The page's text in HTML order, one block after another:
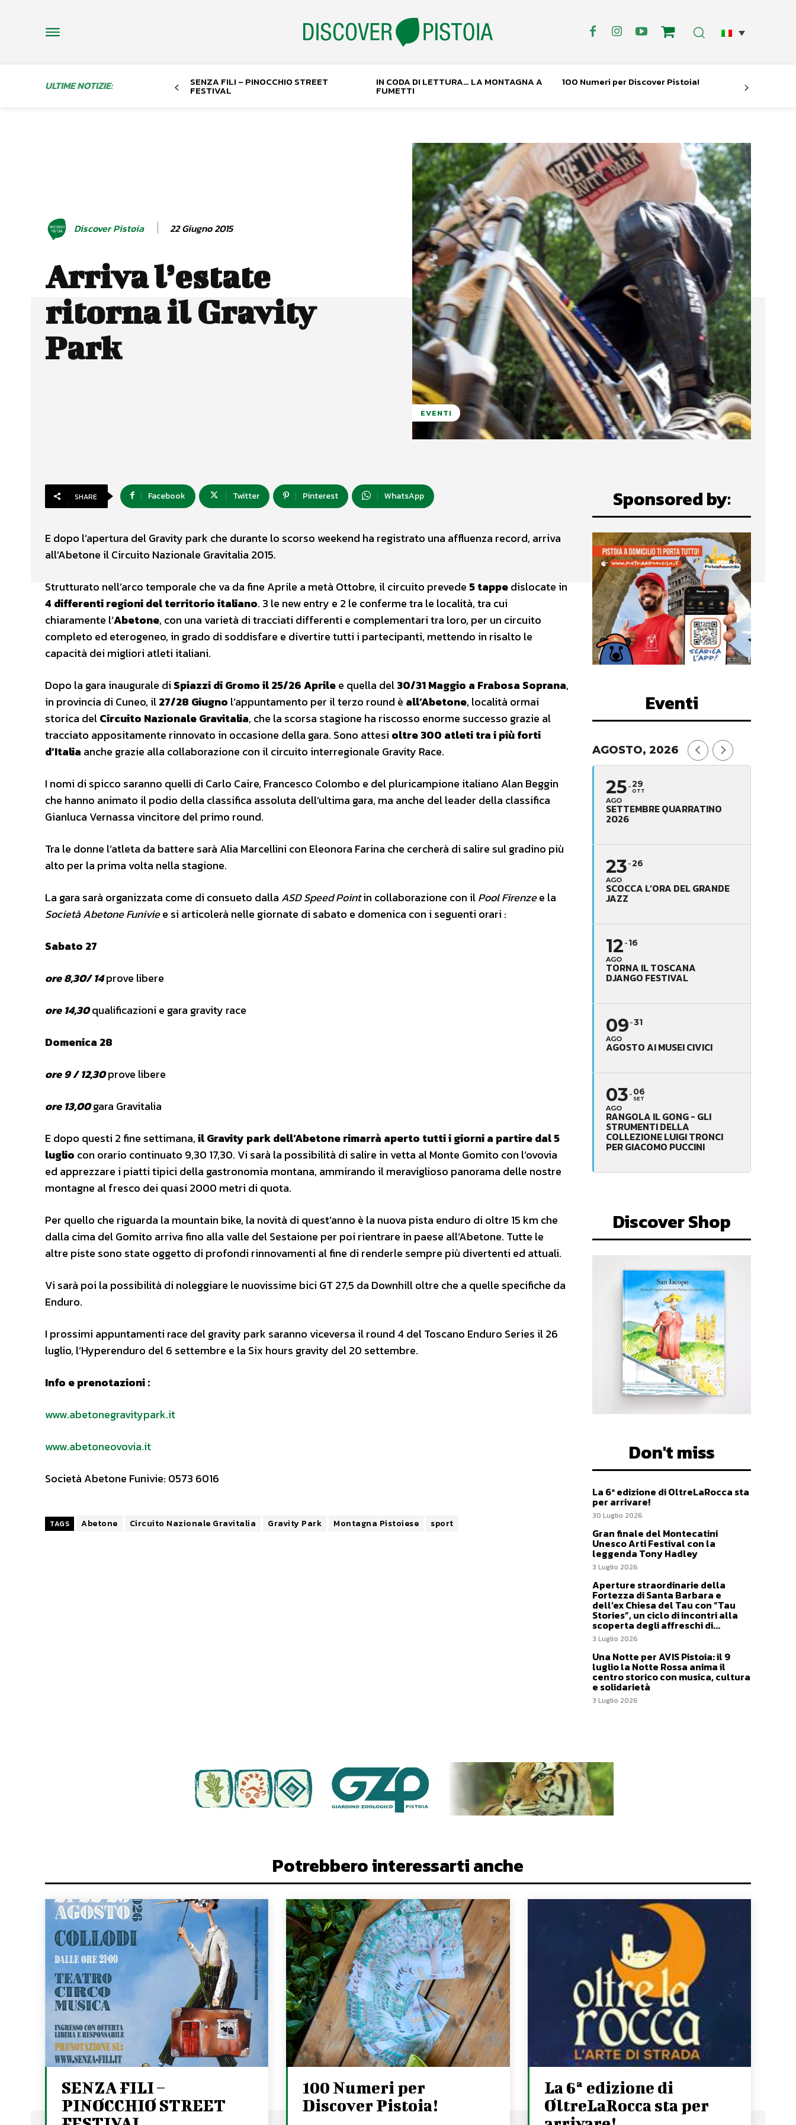
ULTIME NOTIZIE: SENZA FILI – PINOCCHIO STREET
FESTIVAL
IN CODA DI LETTURA… LA MONTAGNA A
FUMETTI
100 Numeri per Discover Pistoia!
Discover Pistoia 22 Giugno 2015
Arriva l’estate
ritorna il Gravity
Park
EVENTI
SHARE Facebook Twitter Pinterest WhatsApp
E dopo l’apertura del Gravity park che durante lo scorso weekend ha registrato una affluenza record, arriva
all’Abetone il Circuito Nazionale Gravitalia 2015.
Strutturato nell’arco temporale che va da fine Aprile a metà Ottobre, il circuito prevede 5 tappedislocate in
4 differenti regioni del territorio italiano. 3 le new entry e 2 le conferme tra le località, tra cui
chiaramente l’Abetone, con una varietà di tracciati differenti e complementari tra loro, per un circuito
completo ed eterogeneo, in grado di soddisfare e divertire tutti i partecipanti, mettendo in risalto le
capacità dei migliori atleti italiani.
Dopo la gara inaugurale di Spiazzi di Gromo il 25/26 Aprilee quella del30/31 Maggio a Frabosa Soprana,
in provincia di Cuneo, il27/28 Giugno l’appuntamento per il terzo round è all’Abetone, località ormai
storica delCircuito Nazionale Gravitalia, che la scorsa stagione ha riscosso enorme successo grazie al
tracciato appositamente rinnovato in occasione della gara. Sono attesi oltre 300 atleti tra i più forti
d’Italia anche grazie alla collaborazione con il circuito interregionale Gravity Race.
I nomi di spicco saranno quelli di Carlo Caire, Francesco Colombo e del pluricampione italiano Alan Beggin
che hanno animato il podio della classifica assoluta dell’ultima gara, ma anche del leader della classifica
Gianluca Vernassa vincitore del primo round.
Tra le donne l’atleta da battere sarà Alia Marcellini con Eleonora Farina che cercherà di salire sul gradino più
alto per la prima volta nella stagione.
La gara sarà organizzata come di consueto dalla ASD Speed Pointin collaborazione con ilPool Firenzee la
Società Abetone Funiviee si articolerà nelle giornate di sabato e domenica con i seguenti orari :
Sabato 27
ore 8,30/ 14prove libere
ore 14,30qualificazioni e gara gravity race
Domenica 28
ore 9 / 12,30prove libere
ore 13,00gara Gravitalia
E dopo questi 2 fine settimana,il Gravity park dell‘Abetone rimarrà aperto tutti i giorni a partire dal 5
luglio con orario continuato 9,30 17,30. Vi sarà la possibilità di salire in vetta al Monte Gomito con l’ovovia
ed apprezzare i piatti tipici della gastronomia montana, ammirando il meraviglioso panorama delle nostre
montagne al fresco dei quasi 2000 metri di quota.
Per quello che riguarda la mountain bike, la novità di quest’anno è la nuova pista enduro di oltre 15 km che
dalla cima del Gomito arriva fino alla valle del Sestaione per poi rientrare in paese all’Abetone. Tutte le
altre piste sono state oggetto di profondi rinnovamenti al fine di renderle sempre più divertenti ed attuali.
Vi sarà poi la possibilità di noleggiare le nuovissime bici GT 27,5 da Downhill oltre che a quelle specifiche da
Enduro.
I prossimi appuntamenti race del gravity park saranno viceversa il round 4 del Toscano Enduro Series il 26
luglio, l’Hyperenduro del 6 settembre e la Six hours gravity del 20 settembre.
Info e prenotazioni :
www.abetonegravitypark.it
www.abetoneovovia.it
Società Abetone Funivie: 0573 6016
TAGS Abetone Circuito Nazionale Gravitalia Gravity Park Montagna Pistoiese sport
Sponsored by:
Eventi
AGOSTO, 2026
25
AGO
29
OTT
SETTEMBRE QUARRATINO
2026
23
AGO
26
SCOCCA L’ORA DEL GRANDE
JAZZ
12
AGO
16
TORNA IL TOSCANA
DJANGO FESTIVAL
09
AGO
31
AGOSTO AI MUSEI CIVICI
03
AGO
06
SET
RANGOLA IL GONG - GLI
STRUMENTI DELLA
COLLEZIONE LUIGI TRONCI
PER GIACOMO PUCCINI
Discover Shop
Don't miss
La 6ª edizione di OltreLaRocca sta
per arrivare!
30 Luglio 2026
Gran finale del Montecatini
Unesco Arti Festival con la
leggenda Tony Hadley
3 Luglio 2026
Aperture straordinarie della
Fortezza di Santa Barbara e
dell’ex Chiesa del Tau con “Tau
Stories”, un ciclo di incontri alla
scoperta degli affreschi di...
3 Luglio 2026
Una Notte per AVIS Pistoia: il 9
luglio la Notte Rossa anima il
centro storico con musica, cultura
e solidarietà
3 Luglio 2026
Potrebbero interessarti anche
SENZA FILI –
PINOCCHIO STREET
100 Numeri per
Discover Pistoia!
La 6ª edizione di
OltreLaRocca sta per